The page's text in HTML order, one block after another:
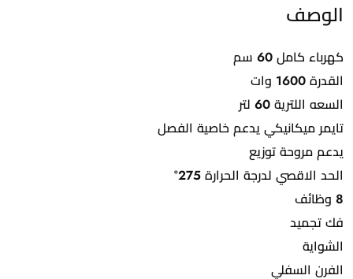
الوصف
كهرباء كامل 60 سم
القدرة 1600 وات
السعه اللترية 60 لتر
تايمر ميكانيكي يدعم خاصية الفصل
يدعم مروحة توزيع
الحد الاقصي لدرجة الحرارة 275°
8 وظائف
فك تجميد
الشواية
الفرن السفلي